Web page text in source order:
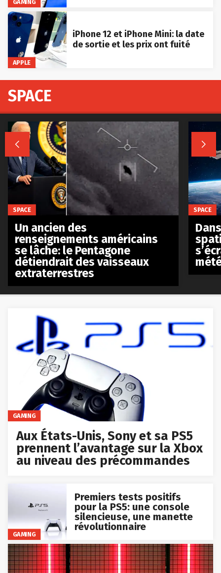
GAMING
APPLE
iPhone 12 et iPhone Mini: la date
de sortie et les prix ont fuité
GAMING
Aux États-Unis, Sony et sa PS5
prennent l’avantage sur la Xbox
au niveau des précommandes
GAMING
Premiers tests positifs
pour la PS5: une console
silencieuse, une manette
révolutionnaire
SPACE
 
SPACE
Un ancien des
renseignements américains
se lâche: le Pentagone
détiendrait des vaisseaux
extraterrestres
SPACE